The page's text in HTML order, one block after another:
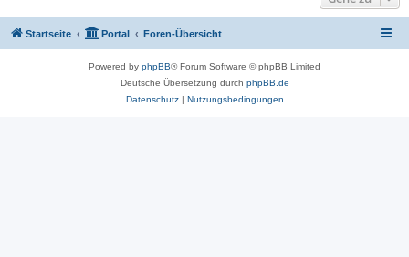
Startseite Portal Foren-Übersicht
Powered by phpBB® Forum Software © phpBB Limited
Deutsche Übersetzung durch phpBB.de
Datenschutz| Nutzungsbedingungen